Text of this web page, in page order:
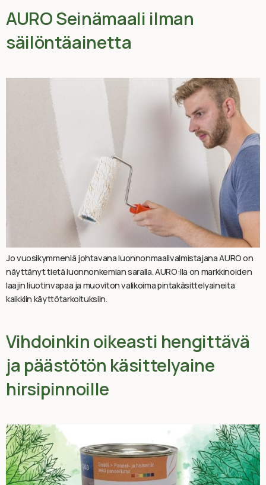
AURO Seinämaali ilman
säilöntäainetta
Jo vuosikymmeniä johtavana luonnonmaalivalmistajana AURO on
näyttänyt tietä luonnonkemian saralla. AURO:lla on markkinoiden
laajin liuotinvapaa ja muoviton valikoima pintakäsittelyaineita
kaikkiin käyttötarkoituksiin.
Vihdoinkin oikeasti hengittävä
ja päästötön käsittelyaine
hirsipinnoille